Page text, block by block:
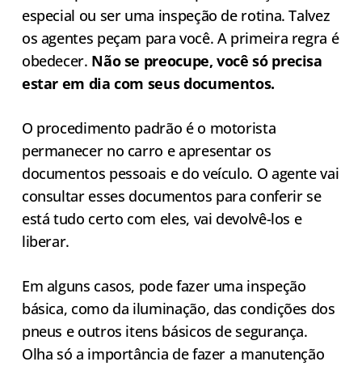
especial ou ser uma inspeção de rotina. Talvez
os agentes peçam para você. A primeira regra é
obedecer. Não se preocupe, você só precisa
estar em dia com seus documentos.
O procedimento padrão é o motorista
permanecer no carro e apresentar os
documentos pessoais e do veículo. O agente vai
consultar esses documentos para conferir se
está tudo certo com eles, vai devolvê-los e
liberar.
Em alguns casos, pode fazer uma inspeção
básica, como da iluminação, das condições dos
pneus e outros itens básicos de segurança.
Olha só a importância de fazer a manutenção